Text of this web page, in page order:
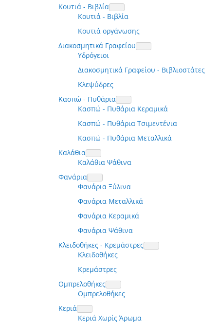
Κουτιά - Βιβλία
Κουτιά - Βιβλία
Κουτιά οργάνωσης
Διακοσμητικά Γραφείου
Υδρόγειοι
Διακοσμητικά Γραφείου - Βιβλιοστάτες
Κλεψύδρες
Κασπώ - Πυθάρια
Κασπώ - Πυθάρια Κεραμικά
Κασπώ - Πυθάρια Τσιμεντένια
Κασπώ - Πυθάρια Μεταλλικά
Καλάθια
Καλάθια Ψάθινα
Φανάρια
Φανάρια Ξύλινα
Φανάρια Μεταλλικά
Φανάρια Κεραμικά
Φανάρια Ψάθινα
Κλειδοθήκες - Κρεμάστρες
Κλειδοθήκες
Κρεμάστρες
Ομπρελοθήκες
Ομπρελοθήκες
Κεριά
Κεριά Χωρίς Άρωμα